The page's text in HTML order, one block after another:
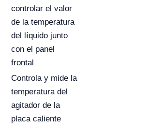
controlar el valor
de la temperatura
del líquido junto
con el panel
frontal
Controla y mide la
temperatura del
agitador de la
placa caliente